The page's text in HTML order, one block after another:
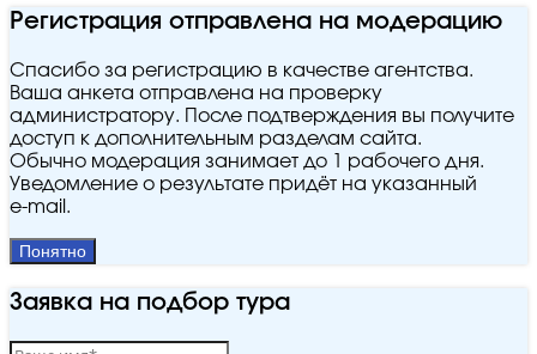
Регистрация отправлена на модерацию
Спасибо за регистрацию в качестве агентства.
Ваша анкета отправлена на проверку
администратору. После подтверждения вы получите
доступ к дополнительным разделам сайта.
Обычно модерация занимает до 1 рабочего дня.
Уведомление о результате придёт на указанный
e‑mail.
Понятно
Заявка на подбор тура